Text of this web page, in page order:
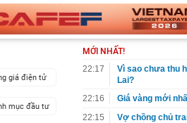
giá điện tử
mục đầu tư
MỚI NHẤT!
22:17
Vì sao chưa thu
Lai?
22:16
Giá vàng mới
22:15
Vợ chồng chủ